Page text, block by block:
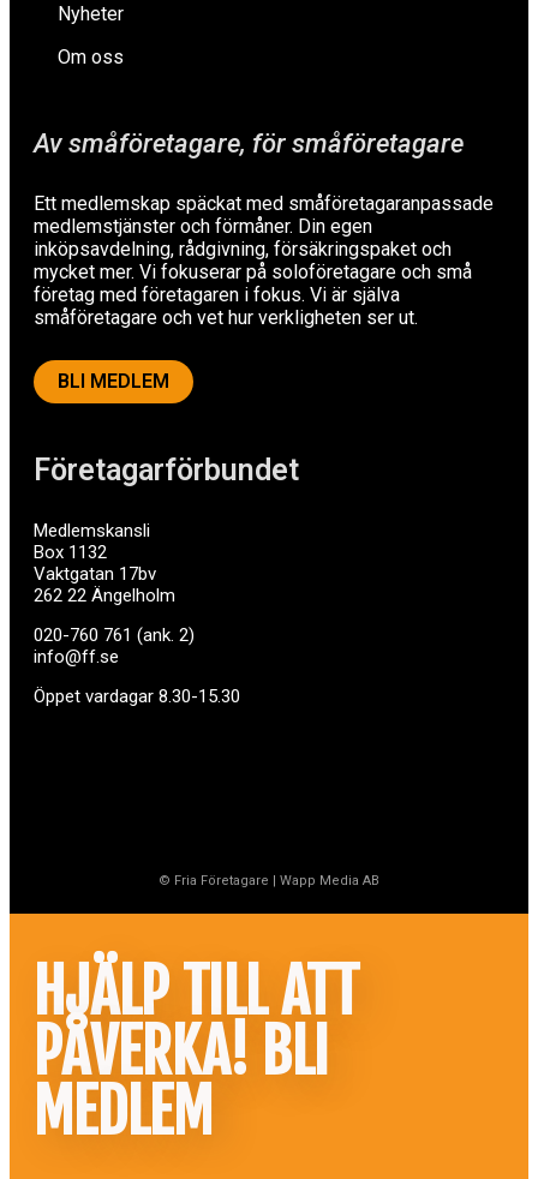
Företagarförbundet
Medlemskansli
Box 1132
Vaktgatan 17bv
262 22 Ängelholm
020-760 761 (ank. 2)
info@ff.se
Öppet vardagar 8.30-15.30
Av småföretagare, för småföretagare
Ett medlemskap späckat med småföretagaranpassade
medlemstjänster och förmåner. Din egen
inköpsavdelning, rådgivning, försäkringspaket och
mycket mer. Vi fokuserar på soloföretagare och små
företag med företagaren i fokus. Vi är själva
småföretagare och vet hur verkligheten ser ut.
BLI MEDLEM
Nyheter
Om oss
© Fria Företagare | Wapp Media AB
HJÄLP TILL ATT
PÅVERKA! BLI
MEDLEM